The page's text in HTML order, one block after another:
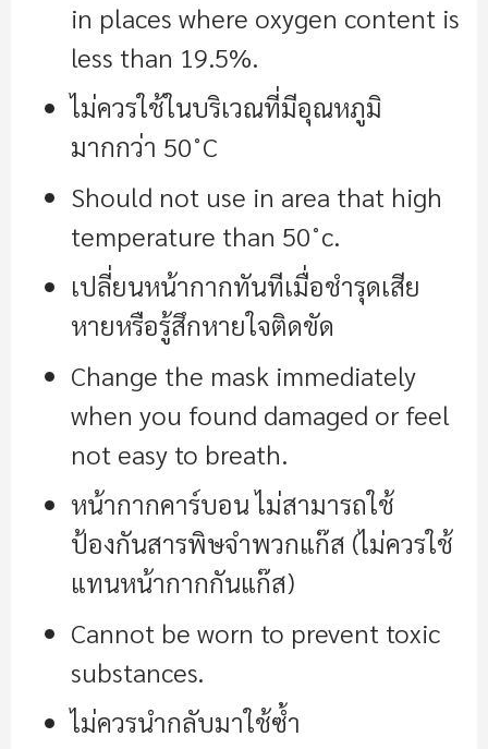
in places where oxygen content is
less than 19.5%.
ไม่ควรใช้ในบริเวณที่มีอุณหภูมิ
มากกว่า 50˚C
Should not use in area that high
temperature than 50˚c.
เปลี่ยนหน้ากากทันทีเมื่อชำรุดเสีย
หายหรือรู้สึกหายใจติดขัด
Change the mask immediately
when you found damaged or feel
not easy to breath.
หน้ากากคาร์บอน ไม่สามารถใช้
ป้องกันสารพิษจำพวกแก๊ส (ไม่ควรใช้
แทนหน้ากากกันแก๊ส)
Cannot be worn to prevent toxic
substances.
ไม่ควรนำกลับมาใช้ซ้ำ